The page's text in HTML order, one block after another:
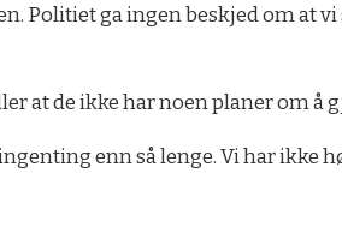
Politiet ga ingen beskjed om at
at de ikke har noen planer om å
enn så lenge. Vi har ikke